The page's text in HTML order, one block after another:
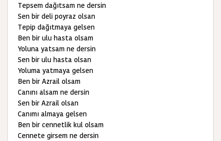
Tepsem dağıtsam ne dersin
Sen bir deli poyraz olsan
Tepip dağıtmaya gelsen
Ben bir ulu hasta olsam
Yoluna yatsam ne dersin
Sen bir ulu hasta olsan
Yoluma yatmaya gelsen
Ben bir Azrail olsam
Canını alsam ne dersin
Sen bir Azrail olsan
Canımı almaya gelsen
Ben bir cennetlik kul olsam
Cennete girsem ne dersin